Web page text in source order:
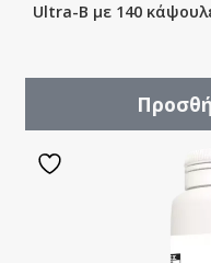
Ultra-B με 140